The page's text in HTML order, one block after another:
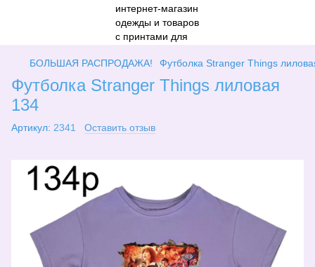
БОЛЬШАЯ РАСПРОДАЖА! Футболка Stranger Things
Футболка Stranger Things лиловая
134
Артикул: 2341 Оставить отзыв